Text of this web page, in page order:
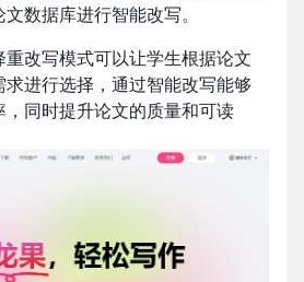
数据库进行智能改写。
重改写模式可以让学生根据论文
进行选择，通过智能改写能够
同时提升论文的质量和可读